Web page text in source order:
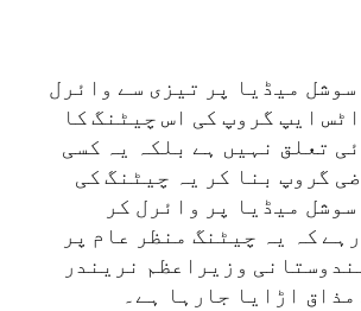
میڈیا پر تیزی سے وائرل
ایپ گروپ کی اس چیٹنگ کا
تعلق نہیں ہے بلکہ یہ کسی
گروپ بنا کر یہ چیٹنگ کی
میڈیا پر وائرل کر
کہ یہ چیٹنگ منظر عام پر
وزیراعظم نریندر
اڑایا جارہا ہے۔